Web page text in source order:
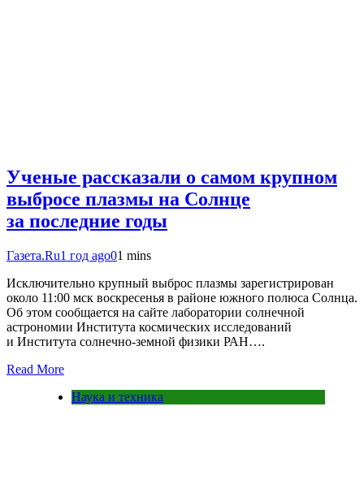
Ученые рассказали о самом крупном
выбросе плазмы на Солнце
за последние годы
Газета.Ru1 год ago01 mins
Исключительно крупный выброс плазмы зарегистрирован
около 11:00 мск воскресенья в районе южного полюса Солнца.
Об этом сообщается на сайте лаборатории солнечной
астрономии Института космических исследований
и Института солнечно-земной физики РАН….
Read More
Наука и техника